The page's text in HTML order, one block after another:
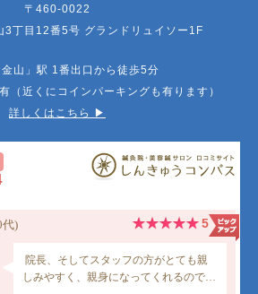
〒460-0022
3丁目12番5号 グランドリュイソー1F
山」駅 1番出口から徒歩5分
（近くにコインパーキングも有ります）
詳しくはこちら ▶︎